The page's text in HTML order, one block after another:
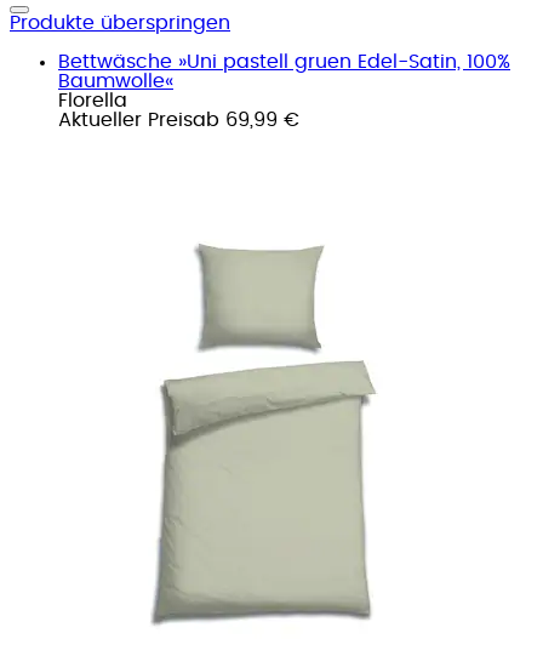
Produkte überspringen
Bettwäsche »Uni pastell gruen Edel-Satin, 100%
Baumwolle«
Florella
Aktueller Preisab 69,99 €